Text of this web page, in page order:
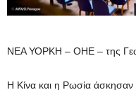
ΝΕΑ ΥΟΡΚΗ – ΟΗΕ – της
Η Κίνα και η Ρωσία άσκησαν